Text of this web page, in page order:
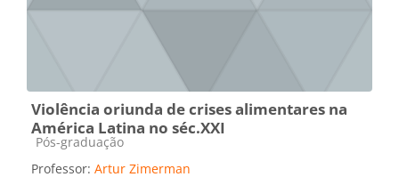
Violência oriunda de crises alimentares na
América Latina no séc.XXI
Categoria do curso
Pós-graduação
Professor: Artur Zimerman